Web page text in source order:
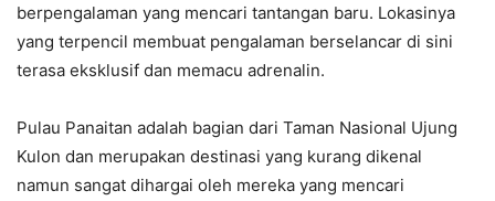
berpengalaman yang mencari tantangan baru. Lokasinya
yang terpencil membuat pengalaman berselancar di sini
terasa eksklusif dan memacu adrenalin.
Pulau Panaitan adalah bagian dari Taman Nasional Ujung
Kulon dan merupakan destinasi yang kurang dikenal
namun sangat dihargai oleh mereka yang mencari